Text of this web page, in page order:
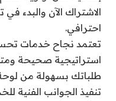
الاشتراك الآن
احترافي.
تعتمد نجاح خدمات
استراتيجية صحيحة
طلباتك بسهولة من لوحة
تنفيذ الجوانب الفنية